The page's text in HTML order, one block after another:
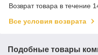
Возврат товара в течение
Все условия возврата
Подобные товары